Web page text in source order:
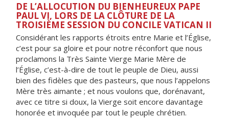
DE L’ALLOCUTION DU BIENHEUREUX PAPE
PAUL VI, LORS DE LA CLÔTURE DE LA
TROISIÈME SESSION DU CONCILE VATICAN II
Considérant les rapports étroits entre Marie et l’Église,
c’est pour sa gloire et pour notre réconfort que nous
proclamons la Très Sainte Vierge Marie Mère de
l’Église, c’est-à-dire de tout le peuple de Dieu, aussi
bien des fidèles que des pasteurs, que nous l’appelons
Mère très aimante ; et nous voulons que, dorénavant,
avec ce titre si doux, la Vierge soit encore davantage
honorée et invoquée par tout le peuple chrétien.